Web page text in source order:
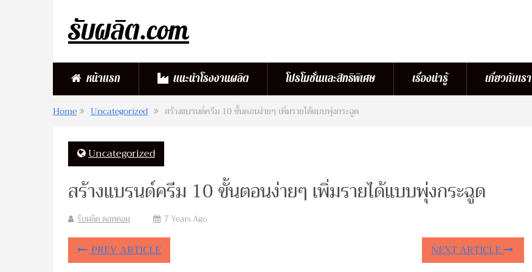
รับผลิต.com
หน้าแรก แนะนำโรงงานผลิต โปรโมชั่นและสิทธิพิเศษ เรื่องน่ารู้ เกี่ยวกับเรา
Home Uncategorized สร้างแบรนด์ครีม 10 ขั้นตอนง่ายๆ เพิ่มรายได้แบบพุ่งกระฉูด
Uncategorized
สร้างแบรนด์ครีม 10 ขั้นตอนง่ายๆ เพิ่มรายได้แบบพุ่งกระฉูด
รับผลิต ดอทคอม 7 Years Ago
PREV ARTICLE NEXT ARTICLE